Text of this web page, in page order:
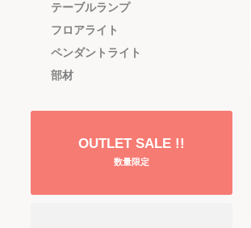
テーブルランプ
フロアライト
ペンダントライト
部材
OUTLET SALE !!
数量限定